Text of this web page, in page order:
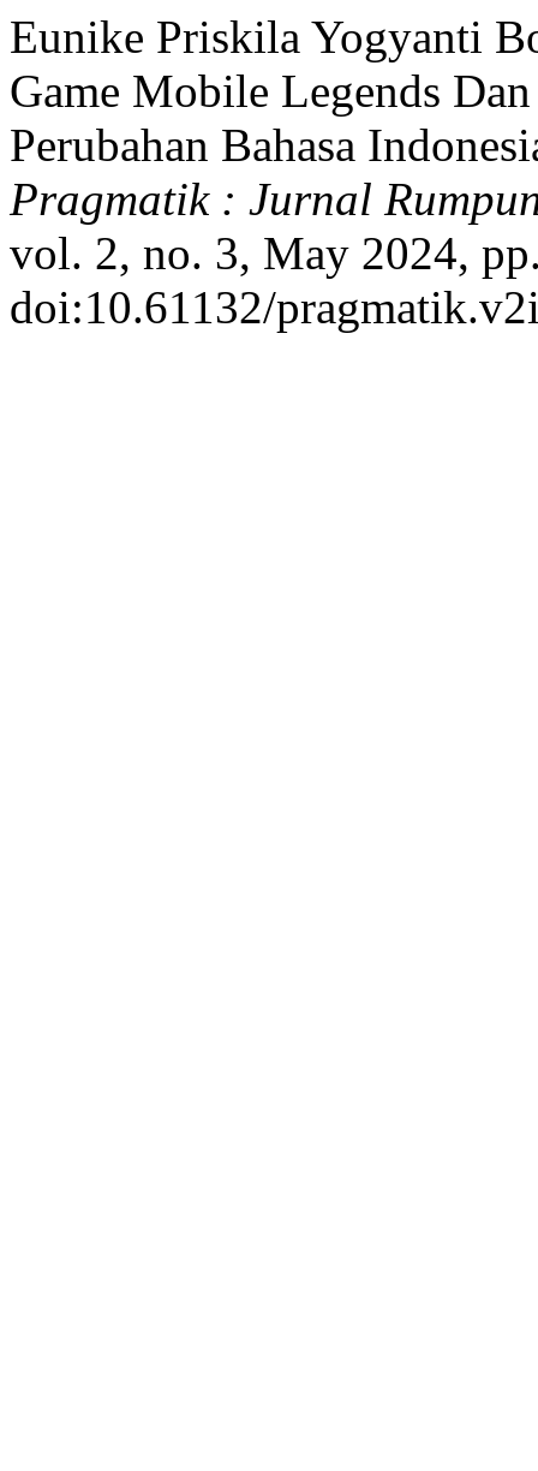
Eunike Priskila Yogyanti
Game Mobile Legends
Perubahan Bahasa
Pragmatik : Jurnal
vol. 2, no. 3, May 2024,
doi:10.61132/